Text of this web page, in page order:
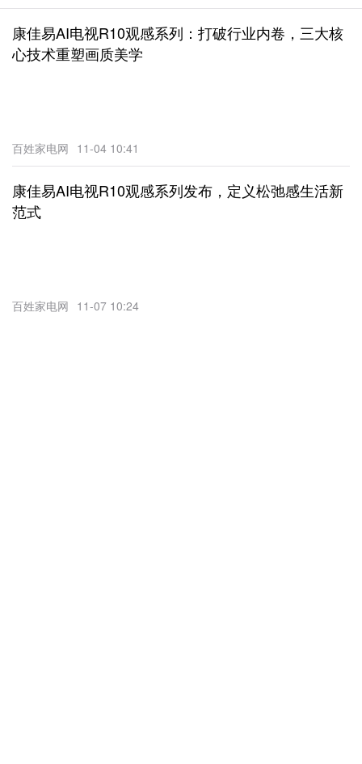
康佳易AI电视R10观感系列：打破行业内卷，三大核
心技术重塑画质美学
百姓家电网 11-04 10:41
康佳易AI电视R10观感系列发布，定义松弛感生活新
范式
百姓家电网 11-07 10:24